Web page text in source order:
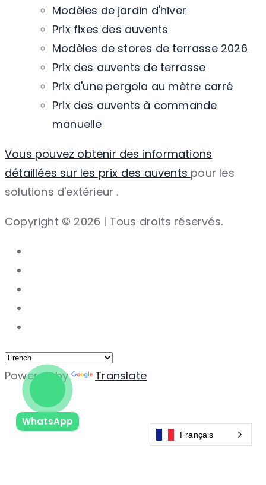
Modèles de jardin d'hiver
Prix ​​fixes des auvents
Modèles de stores de terrasse 2026
Prix ​​des auvents de terrasse
Prix ​​d'une pergola au mètre carré
Prix ​​des auvents à commande
manuelle
Vous pouvez obtenir des informations
détaillées sur les prix des auvents pour les
solutions d'extérieur .
Copyright © 2026 | Tous droits réservés.
WhatsApp
Powered by Translate
Français